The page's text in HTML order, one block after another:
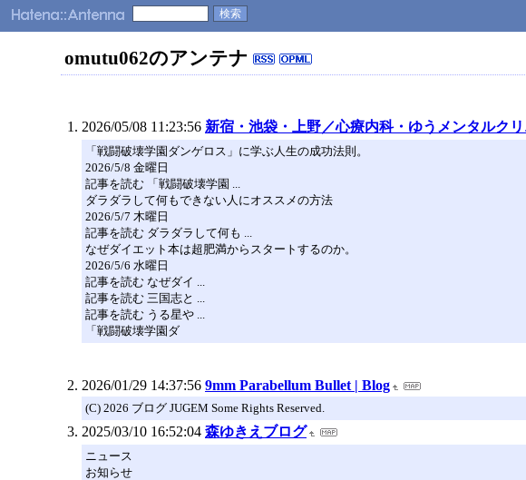
omutu062のアンテナ
2026/05/08 11:23:56 新宿・池袋・上野／心療内科・ゆうメンタルク
「戦闘破壊学園ダンゲロス」に学ぶ人生の成功法則。
2026/5/8 金曜日
記事を読む 「戦闘破壊学園 ...
ダラダラして何もできない人にオススメの方法
2026/5/7 木曜日
記事を読む ダラダラして何も ...
なぜダイエット本は超肥満からスタートするのか。
2026/5/6 水曜日
記事を読む なぜダイ ...
記事を読む 三国志と ...
記事を読む うる星や ...
「戦闘破壊学園ダ
2026/01/29 14:37:56 9mm Parabellum Bullet | Blog
(C) 2026 ブログ JUGEM Some Rights Reserved.
2025/03/10 16:52:04 森ゆきえブログ
ニュース
お知らせ